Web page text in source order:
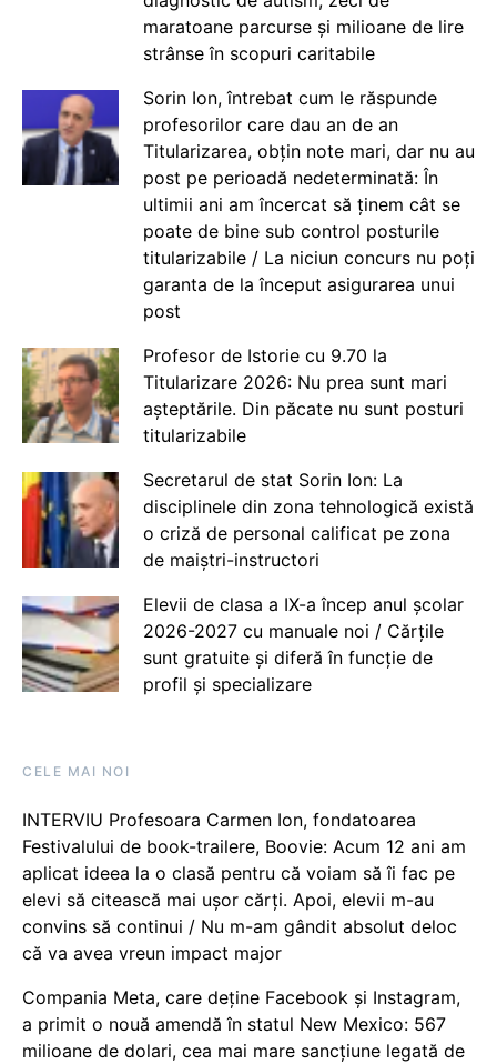
maratoane parcurse și milioane de lire
strânse în scopuri caritabile
Sorin Ion, întrebat cum le răspunde
profesorilor care dau an de an
Titularizarea, obțin note mari, dar nu au
post pe perioadă nedeterminată: În
ultimii ani am încercat să ținem cât se
poate de bine sub control posturile
titularizabile / La niciun concurs nu poți
garanta de la început asigurarea unui
post
Profesor de Istorie cu 9.70 la
Titularizare 2026: Nu prea sunt mari
așteptările. Din păcate nu sunt posturi
titularizabile
Secretarul de stat Sorin Ion: La
disciplinele din zona tehnologică există
o criză de personal calificat pe zona
de maiștri-instructori
Elevii de clasa a IX-a încep anul școlar
2026-2027 cu manuale noi / Cărțile
sunt gratuite și diferă în funcție de
profil și specializare
CELE MAI NOI
INTERVIU Profesoara Carmen Ion, fondatoarea
Festivalului de book-trailere, Boovie: Acum 12 ani am
aplicat ideea la o clasă pentru că voiam să îi fac pe
elevi să citească mai ușor cărți. Apoi, elevii m-au
convins să continui / Nu m-am gândit absolut deloc
că va avea vreun impact major
Compania Meta, care deține Facebook și Instagram,
a primit o nouă amendă în statul New Mexico: 567
milioane de dolari, cea mai mare sancțiune legată de